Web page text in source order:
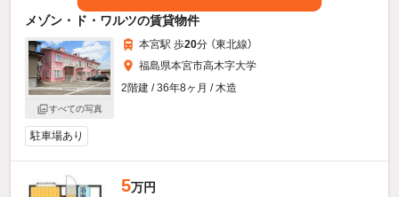
メゾン・ド・ワルツの賃貸物件
すべての写真
本宮駅 歩20分 （東北線）
福島県本宮市高木字大学
2階建 / 36年8ヶ月 / 木造
駐車場あり
5万円